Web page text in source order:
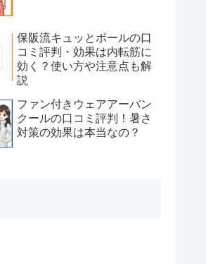
保阪流キュッとボールの口
コミ評判・効果は内転筋に
効く？使い方や注意点も解
説
ファン付きウェアアーバン
クールの口コミ評判！暑さ
対策の効果は本当なの？